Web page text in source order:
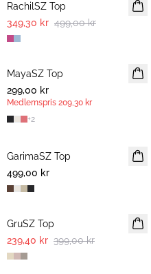
RachilSZ Top
349,30 kr 499,00 kr
MEDLEMSERBJUDANDE
MayaSZ Top
299,00 kr
Medlemspris 209,30 kr
+2
GarimaSZ Top
499,00 kr
-40%
GruSZ Top
239,40 kr 399,00 kr
-40%